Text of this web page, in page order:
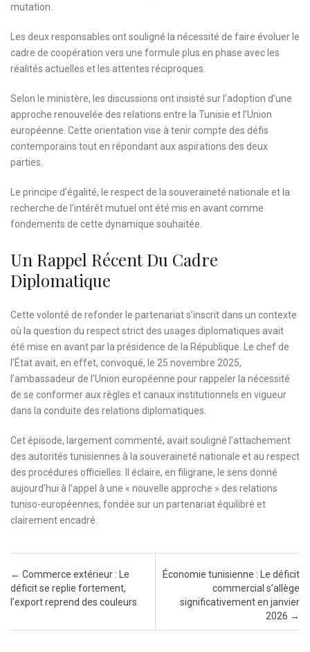
mutation.
Les deux responsables ont souligné la nécessité de faire évoluer le
cadre de coopération vers une formule plus en phase avec les
réalités actuelles et les attentes réciproques.
Selon le ministère, les discussions ont insisté sur l’adoption d’une
approche renouvelée des relations entre la Tunisie et l’Union
européenne. Cette orientation vise à tenir compte des défis
contemporains tout en répondant aux aspirations des deux
parties.
Le principe d’égalité, le respect de la souveraineté nationale et la
recherche de l’intérêt mutuel ont été mis en avant comme
fondements de cette dynamique souhaitée.
Un Rappel Récent Du Cadre
Diplomatique
Cette volonté de refonder le partenariat s’inscrit dans un contexte
où la question du respect strict des usages diplomatiques avait
été mise en avant par la présidence de la République. Le chef de
l’État avait, en effet, convoqué, le 25 novembre 2025,
l’ambassadeur de l’Union européenne pour rappeler la nécessité
de se conformer aux règles et canaux institutionnels en vigueur
dans la conduite des relations diplomatiques.
Cet épisode, largement commenté, avait souligné l’attachement
des autorités tunisiennes à la souveraineté nationale et au respect
des procédures officielles. Il éclaire, en filigrane, le sens donné
aujourd’hui à l’appel à une « nouvelle approche » des relations
tuniso-européennes, fondée sur un partenariat équilibré et
clairement encadré.
Post navigation
← Commerce extérieur : Le
déficit se replie fortement,
l’export reprend des couleurs
Économie tunisienne : Le déficit
commercial s’allège
significativement en janvier
2026 →